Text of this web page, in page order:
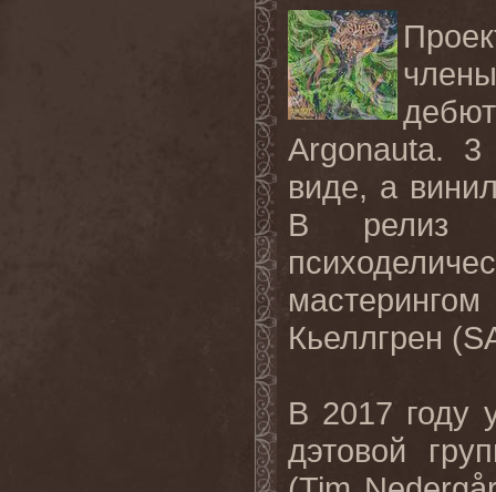
Argonauta. 3
виде, а
В релиз
Кьеллгрен (
В 2017 году
дэтовой